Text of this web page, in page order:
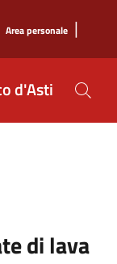
Area personale |
d'Asti
di lava